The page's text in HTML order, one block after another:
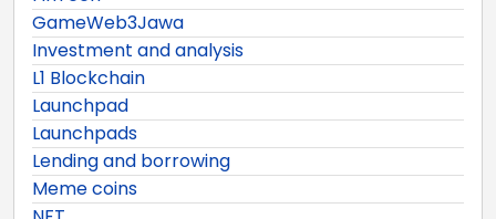
GameWeb3Jawa
Investment and analysis
L1 Blockchain
Launchpad
Launchpads
Lending and borrowing
Meme coins